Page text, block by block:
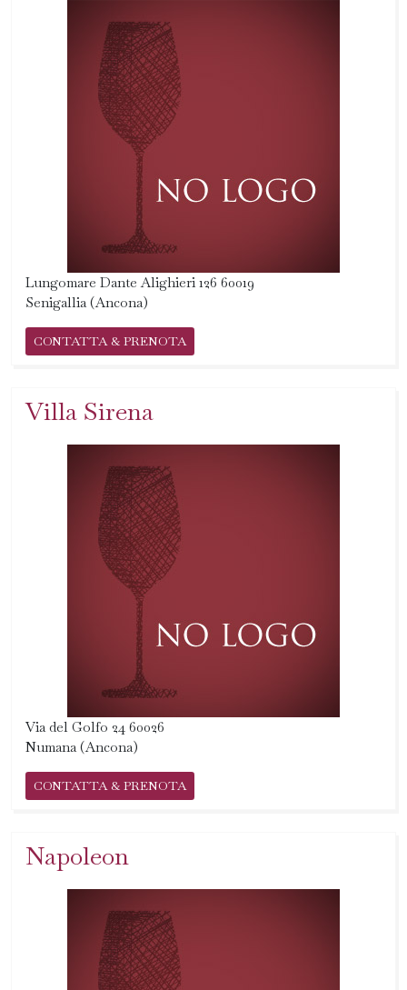
Lungomare Dante Alighieri 126 60019
Senigallia (Ancona)
CONTATTA & PRENOTA
Villa Sirena
Via del Golfo 24 60026
Numana (Ancona)
CONTATTA & PRENOTA
Napoleon